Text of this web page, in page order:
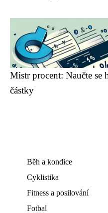
Mistr procent: Naučte se
částky
Běh a kondice
Cyklistika
Fitness a posilování
Fotbal